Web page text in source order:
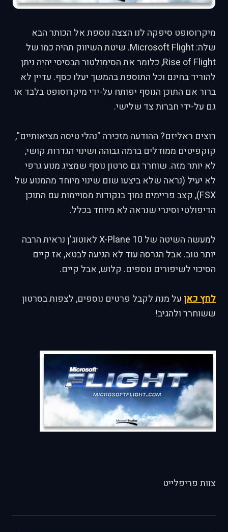
מיקרוסופט סיפקה לנו הצצה נוספת אל הכותר הבא
שלה: Microsoft Flight. שיטת השיווק תהיה כמו של
Rise of Flight, כלומר את הסימולטור הבסיסי יהיה ניתן
להוריד בחינם וכל התוספת בהמשך יעלו כסף. עדיין לא
ברור אם התוכן הנוסף יפותח על-ידי מיקרוסופט בלבד או
גם על-ידי חברות צד שלישי.
רוצים ראליזם? ההודעה מזכירה "נהלי טיסה מציאותיים",
קוקפיטים ממודלים ברמה גבוהה ושינוי הגדרות קושי,
לא יותר מזה. שוחרר גם סרטון נוסף שמציג מנוע גרפי
לא יעיל (נראה שלא ביצעו שום שינוי מיוחד מהמנוע של
FSX), קצב פריימים נמוך בנקודות מסויימות עם התוכן
הדיפולטי וסינרי שנראה לא מיוחד בכלל.
למעשה השיטה של X-Plane 10 לאוטוג'ן נראית הרבה
יותר טוב. אבל הגרסה עוד לא הגיעה לבטא, אז קיים
הסיכוי לשיפורים נוספים. קלוש, אבל קיים.
לחץ כאן על מנת לקבל פרטים נוספים, לצפות בסרטון
ששוחרר ולהגיב!
צוות פריפלייט